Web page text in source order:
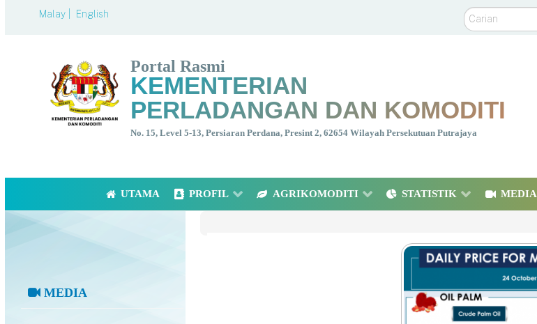
Malay | English Carian
Portal Rasmi
KEMENTERIAN
PERLADANGAN DAN KOMODITI
No. 15, Level 5-13, Persiaran Perdana, Presint 2, 62654 Wilayah Persekutuan Putrajaya
UTAMA PROFIL AGRIKOMODITI STATISTIK MEDIA
MEDIA